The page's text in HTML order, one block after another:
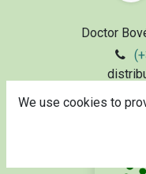
Doctor
We use cookies to